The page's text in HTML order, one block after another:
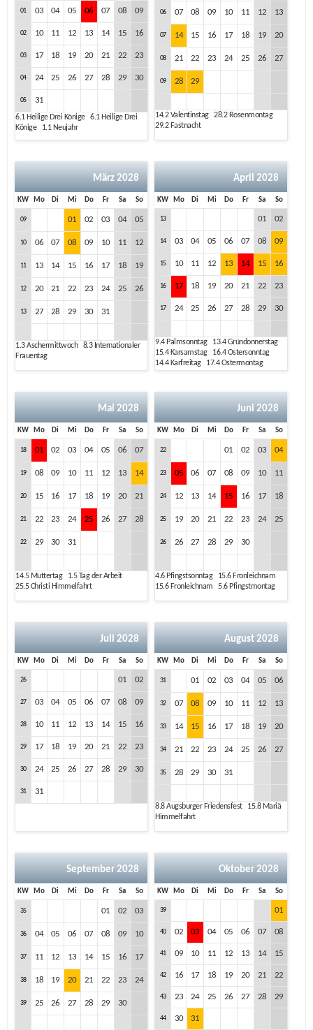
01 03 04 05 06 07 08 09
02 10 11 12 13 14 15 16
03 17 18 19 20 21 22 23
04 24 25 26 27 28 29 30
05 31
6.1Heilige Drei Könige 6.1Heilige Drei
Könige
1.1Neujahr
06 07 08 09 10 11 12 13
07 14 15 16 17 18 19 20
08 21 22 23 24 25 26 27
09 28 29
14.2Valentinstag 28.2Rosenmontag
29.2Fastnacht
März 2028
KW Mo Di Mi Do Fr Sa So
09 01 02 03 04 05
10 06 07 08 09 10 11 12
11 13 14 15 16 17 18 19
12 20 21 22 23 24 25 26
13 27 28 29 30 31
1.3Aschermittwoch 8.3Internationaler
Frauentag
April 2028
KW Mo Di Mi Do Fr Sa So
13 01 02
14 03 04 05 06 07 08 09
15 10 11 12 13 14 15 16
16 17 18 19 20 21 22 23
17 24 25 26 27 28 29 30
9.4Palmsonntag 13.4Gründonnerstag
15.4Karsamstag 16.4Ostersonntag
14.4Karfreitag 17.4Ostermontag
Mai 2028
KW Mo Di Mi Do Fr Sa So
18 01 02 03 04 05 06 07
19 08 09 10 11 12 13 14
20 15 16 17 18 19 20 21
21 22 23 24 25 26 27 28
22 29 30 31
14.5Muttertag 1.5Tag der Arbeit
25.5Christi Himmelfahrt
Juni 2028
KW Mo Di Mi Do Fr Sa So
22 01 02 03 04
23 05 06 07 08 09 10 11
24 12 13 14 15 16 17 18
25 19 20 21 22 23 24 25
26 26 27 28 29 30
4.6Pfingstsonntag 15.6Fronleichnam
15.6Fronleichnam 5.6Pfingstmontag
Juli 2028
KW Mo Di Mi Do Fr Sa So
26 01 02
27 03 04 05 06 07 08 09
28 10 11 12 13 14 15 16
29 17 18 19 20 21 22 23
30 24 25 26 27 28 29 30
31 31
August 2028
KW Mo Di Mi Do Fr Sa So
31 01 02 03 04 05 06
32 07 08 09 10 11 12 13
33 14 15 16 17 18 19 20
34 21 22 23 24 25 26 27
35 28 29 30 31
8.8Augsburger Friedensfest 15.8Mariä
Himmelfahrt
September 2028
KW Mo Di Mi Do Fr Sa So
35 01 02 03
36 04 05 06 07 08 09 10
37 11 12 13 14 15 16 17
38 18 19 20 21 22 23 24
39 25 26 27 28 29 30
Oktober 2028
KW Mo Di Mi Do Fr Sa So
39 01
40 02 03 04 05 06 07 08
41 09 10 11 12 13 14 15
42 16 17 18 19 20 21 22
43 23 24 25 26 27 28 29
44 30 31